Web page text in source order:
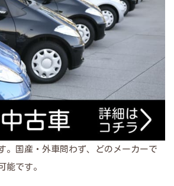
。国産・外車問わず、どのメーカーで
能です。